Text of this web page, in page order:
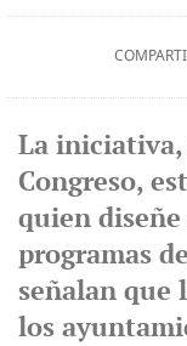
La iniciativa,
Congreso,
quien
programas
señalan que
los